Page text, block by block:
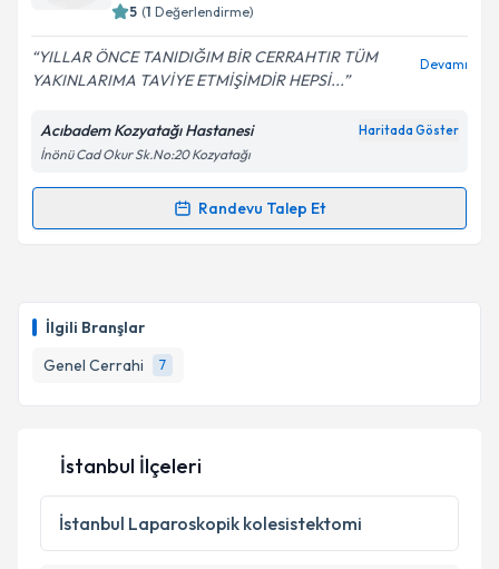
İlgili Branşlar
Genel Cerrahi
7
Kişisel verilerimin işlenmesine ilişkin
Aydınlatma
Metni'ni okudum ve kişisel verilerimin belirtilen
kapsamda işlenmesini kabul ediyorum.
5 (1 Değerlendirme)
YILLAR ÖNCE TANIDIĞIM BİR CERRAHTIR TÜM
YAKINLARIMA TAVİYE ETMİŞİMDİR HEPSİ...
Devamı
Acıbadem Kozyatağı Hastanesi Haritada Göster
İnönü Cad Okur Sk.No:20 Kozyatağı
Randevu Talep Et
Randevu Takvimi Talebi
takvim hazırlandığında e-posta ile bilgilendireceğiz.
E-posta Adresiniz
Kişisel verilerimin işlenmesine ilişkinAydınlatma
Metni
'ni okudum ve kişisel verilerimin belirtilen
kapsamda işlenmesini kabul ediyorum.
İstanbul İlçeleri
İstanbul Laparoskopik kolesistektomi